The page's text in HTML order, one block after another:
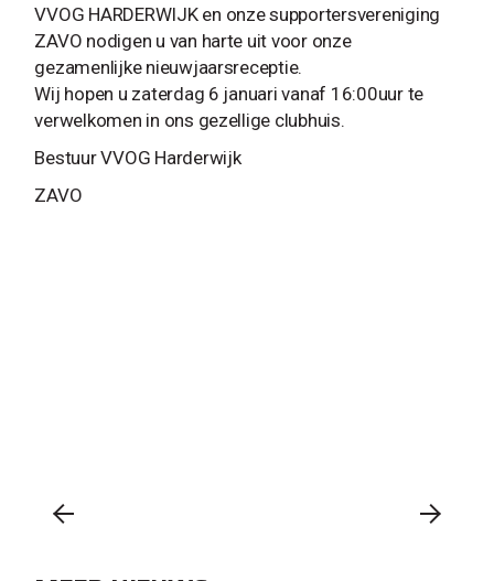
VVOG HARDERWIJK en onze supportersvereniging
ZAVO nodigen u van harte uit voor onze
gezamenlijke nieuwjaarsreceptie.
Wij hopen u zaterdag 6 januari vanaf 16:00uur te
verwelkomen in ons gezellige clubhuis.
Bestuur VVOG Harderwijk
ZAVO